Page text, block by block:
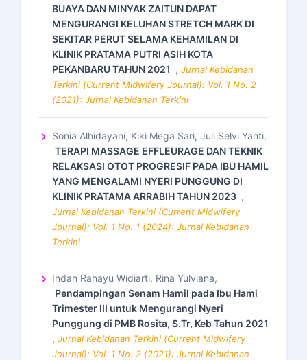
BUAYA DAN MINYAK ZAITUN DAPAT
MENGURANGI KELUHAN STRETCH MARK DI
SEKITAR PERUT SELAMA KEHAMILAN DI
KLINIK PRATAMA PUTRI ASIH KOTA
PEKANBARU TAHUN 2021 , Jurnal Kebidanan
Terkini (Current Midwifery Journal): Vol. 1 No. 2
(2021): Jurnal Kebidanan Terkini
Sonia Alhidayani, Kiki Mega Sari, Juli Selvi Yanti,
TERAPI MASSAGE EFFLEURAGE DAN TEKNIK
RELAKSASI OTOT PROGRESIF PADA IBU HAMIL
YANG MENGALAMI NYERI PUNGGUNG DI
KLINIK PRATAMA ARRABIH TAHUN 2023 ,
Jurnal Kebidanan Terkini (Current Midwifery
Journal): Vol. 1 No. 1 (2024): Jurnal Kebidanan
Terkini
Indah Rahayu Widiarti, Rina Yulviana,
Pendampingan Senam Hamil pada Ibu Hami
Trimester III untuk Mengurangi Nyeri
Punggung di PMB Rosita, S.Tr, Keb Tahun 2021
, Jurnal Kebidanan Terkini (Current Midwifery
Journal): Vol. 1 No. 2 (2021): Jurnal Kebidanan